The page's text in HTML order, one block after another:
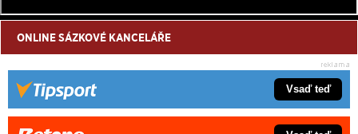
ONLINE SÁZKOVÉ KANCELÁŘE
Vsaď teď